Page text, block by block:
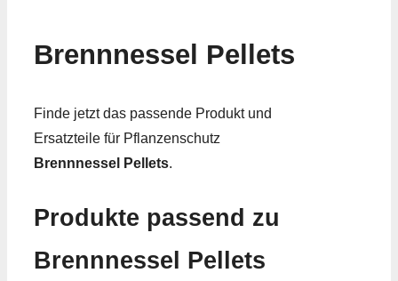
Brennnessel Pellets
Finde jetzt das passende Produkt und
Ersatzteile für Pflanzenschutz
Brennnessel Pellets.
Produkte passend zu
Brennnessel Pellets